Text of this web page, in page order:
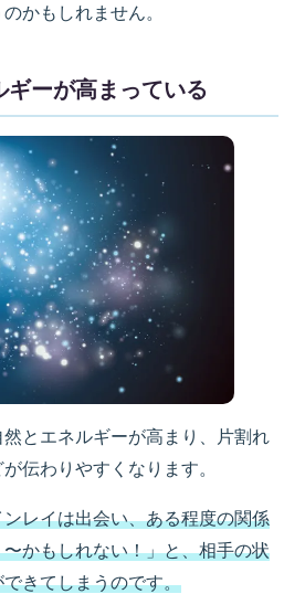
かもしれません。
ーが高まっている
とエネルギーが高まり、片割れ
伝わりやすくなります。
レイは出会い、ある程度の関係
かもしれない！」と、相手の状
きてしまうのです。